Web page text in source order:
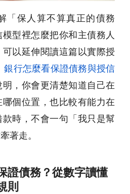
「保人算不算真正的債務
型裡怎麼把你和主債務人
以延伸閱讀這篇以實際授
銀行怎麼看保證債務與授信
，你會更清楚知道自己在
個位置，也比較有能力在
時，不會一句「我只是幫
著走。
證債務？從數字讀懂
則